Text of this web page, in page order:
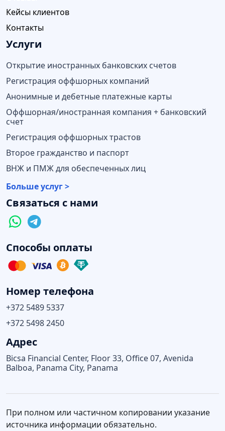
Кейсы клиентов
Контакты
Услуги
Открытие иностранных банковских счетов
Регистрация оффшорных компаний
Анонимные и дебетные платежные карты
Оффшорная/иностранная компания + банковский
счет
Регистрация оффшорных трастов
Второе гражданство и паспорт
ВНЖ и ПМЖ для обеспеченных лиц
Больше услуг >
Связаться с нами
Способы оплаты
Номер телефона
+372 5489 5337
+372 5498 2450
Адрес
Bicsa Financial Center, Floor 33, Office 07, Avenida
Balboa, Panama City, Panama
При полном или частичном копировании указание
источника информации обязательно.